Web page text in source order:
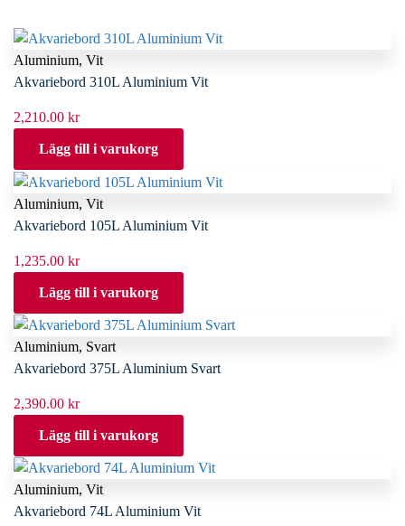
Aluminium, Vit
Akvariebord 310L Aluminium Vit
2,210.00 kr
Lägg till i varukorg
Aluminium, Vit
Akvariebord 105L Aluminium Vit
1,235.00 kr
Lägg till i varukorg
Aluminium, Svart
Akvariebord 375L Aluminium Svart
2,390.00 kr
Lägg till i varukorg
Aluminium, Vit
Akvariebord 74L Aluminium Vit